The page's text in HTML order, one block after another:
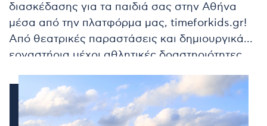
διασκέδασης για τα παιδιά σας στην Αθήνα
μέσα από την πλατφόρμα μας, timeforkids.gr!
Από θεατρικές παραστάσεις και δημιουργικά
εργαστήρια μέχρι αθλητικές δραστηριότητες
ό,τι χρειάζεστε για να χαρίσετε στα παιδιά σας
αξέχαστες στιγμές. Συνεργαζόμαστε με τους
καλύτερους επαγγελματίες της πόλης,